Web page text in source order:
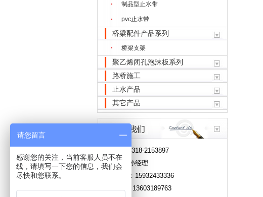
制品型止水带
pvc止水带
桥梁配件产品系列
桥梁支架
聚乙烯闭孔泡沫板系列
路桥施工
止水产品
其它产品
电 话：0318-2153897
联系人：孙经理
服务热线：15932433336
销售热线: 13603189763
请您留言
感谢您的关注，当前客服人员不在
线，请填写一下您的信息，我们会
尽快和您联系。